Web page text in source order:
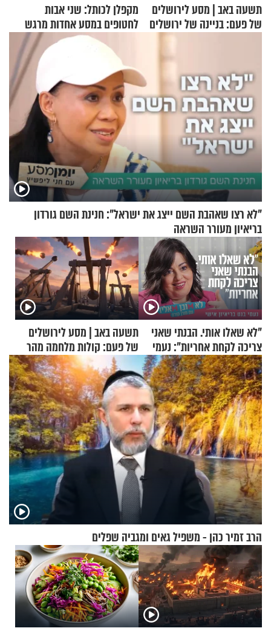
תשעה באב | מסע לירושלים
של פעם: בניינה של ירושלים
מקפלן לכותל: שני אבות
לחטופים במסע אחדות מרגש
"לא רצו שאהבת השם ייצג את ישראל": חנינת השם גורדון
בריאיון מעורר השראה
"לא שאלו אותי. הבנתי שאני
צריכה לקחת אחריות": נעמי
בנט בריאיון אישי
תשעה באב | מסע לירושלים
של פעם: קולות מלחמה מהר
הזיתים
הרב זמיר כהן - משפיל גאים ומגביה שפלים